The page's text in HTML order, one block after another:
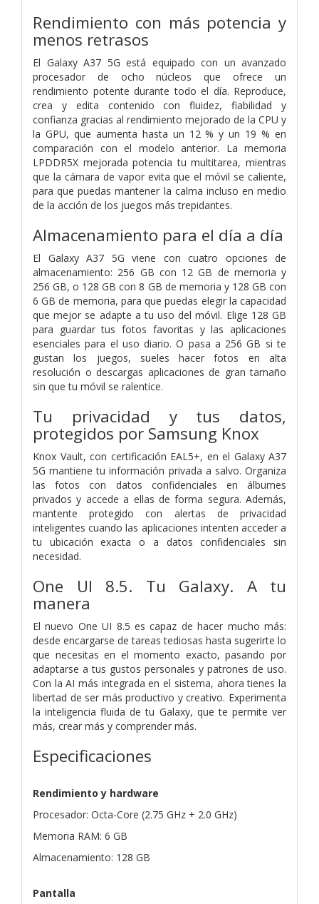
Rendimiento con más potencia y
menos retrasos
El Galaxy A37 5G está equipado con un avanzado
procesador de ocho núcleos que ofrece un
rendimiento potente durante todo el día. Reproduce,
crea y edita contenido con fluidez, fiabilidad y
confianza gracias al rendimiento mejorado de la CPU y
la GPU, que aumenta hasta un 12 % y un 19 % en
comparación con el modelo anterior. La memoria
LPDDR5X mejorada potencia tu multitarea, mientras
que la cámara de vapor evita que el móvil se caliente,
para que puedas mantener la calma incluso en medio
de la acción de los juegos más trepidantes.
Almacenamiento para el día a día
El Galaxy A37 5G viene con cuatro opciones de
almacenamiento: 256 GB con 12 GB de memoria y
256 GB, o 128 GB con 8 GB de memoria y 128 GB con
6 GB de memoria, para que puedas elegir la capacidad
que mejor se adapte a tu uso del móvil. Elige 128 GB
para guardar tus fotos favoritas y las aplicaciones
esenciales para el uso diario. O pasa a 256 GB si te
gustan los juegos, sueles hacer fotos en alta
resolución o descargas aplicaciones de gran tamaño
sin que tu móvil se ralentice.
Tu privacidad y tus datos,
protegidos por Samsung Knox
Knox Vault, con certificación EAL5+, en el Galaxy A37
5G mantiene tu información privada a salvo. Organiza
las fotos con datos confidenciales en álbumes
privados y accede a ellas de forma segura. Además,
mantente protegido con alertas de privacidad
inteligentes cuando las aplicaciones intenten acceder a
tu ubicación exacta o a datos confidenciales sin
necesidad.
One UI 8.5. Tu Galaxy. A tu
manera
El nuevo One UI 8.5 es capaz de hacer mucho más:
desde encargarse de tareas tediosas hasta sugerirte lo
que necesitas en el momento exacto, pasando por
adaptarse a tus gustos personales y patrones de uso.
Con la AI más integrada en el sistema, ahora tienes la
libertad de ser más productivo y creativo. Experimenta
la inteligencia fluida de tu Galaxy, que te permite ver
más, crear más y comprender más.
Especificaciones
Rendimiento y hardware
Procesador: Octa-Core (2.75 GHz + 2.0 GHz)
Memoria RAM: 6 GB
Almacenamiento: 128 GB
Pantalla